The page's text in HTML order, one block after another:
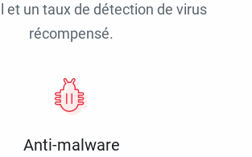
et un taux de détection de virus
récompensé.
Anti-malware